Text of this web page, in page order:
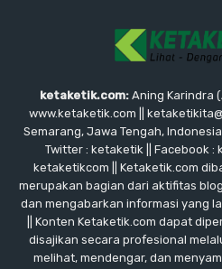
ketaketik.com: Aning Karindra
www.ketaketik.com ||
Semarang, Jawa Tengah,
Twitter : ketaketik || Facebook :
ketaketikcom || Ketaketik.com
merupakan bagian dari aktifitas
dan mengabarkan informasi yang
|| Konten Ketaketik.com dapat
disajikan secara profesional
melihat, mendengar, dan